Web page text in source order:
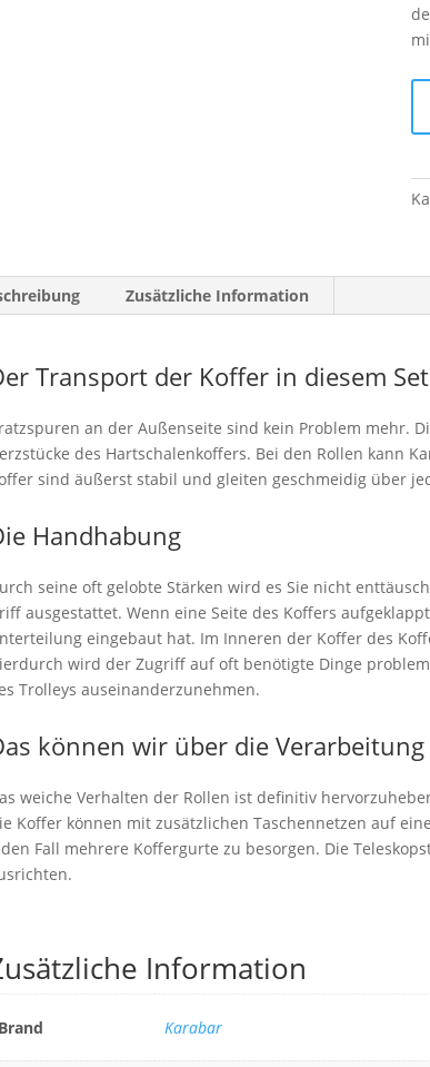
Zusätzliche Information
Transport der Koffer in diesem Set
an der Außenseite sind kein Problem mehr.
des Hartschalenkoffers. Bei den Rollen kann
sind äußerst stabil und gleiten geschmeidig über
Handhabung
seine oft gelobte Stärken wird es Sie nicht
ausgestattet. Wenn eine Seite des Koffers
eingebaut hat. Im Inneren der Koffer des
wird der Zugriff auf oft benötigte Dinge
Trolleys auseinanderzunehmen.
können wir über die Verarbeitung
weiche Verhalten der Rollen ist definitiv
Koffer können mit zusätzlichen Taschennetzen auf
Fall mehrere Koffergurte zu besorgen. Die
Information
Brand Karabar